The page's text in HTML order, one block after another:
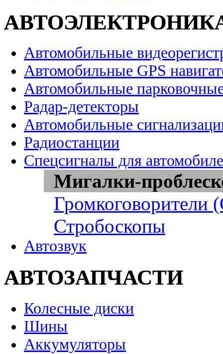
Автомобильные
Автомобильные GPS
Автомобильные
Радар-детекторы
Автомобильные
Радиостанции
Спецсигналы для
Мигалки-
Громкоговорители
Стробоскопы
Автозвук
АВТОЗАПЧАСТИ
Колесные диски
Шины
Аккумуляторы